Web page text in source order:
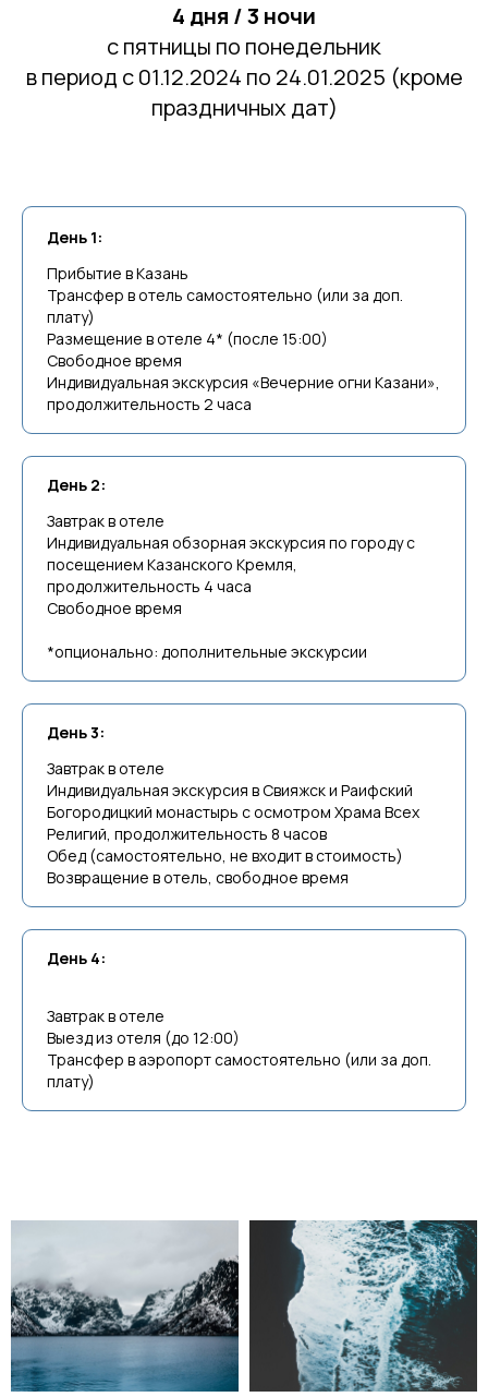
4 дня / 3 ночи
с пятницы по понедельник
в период с 01.12.2024 по 24.01.2025 (кроме
праздничных дат)
День 1:
Прибытие в Казань
Трансфер в отель самостоятельно (или за доп.
плату)
Размещение в отеле 4* (после 15:00)
Свободное время
Индивидуальная экскурсия «Вечерние огни Казани»,
продолжительность 2 часа
День 2:
Завтрак в отеле
Индивидуальная обзорная экскурсия по городу с
посещением Казанского Кремля,
продолжительность 4 часа
Свободное время
*опционально: дополнительные экскурсии
День 3:
Завтрак в отеле
Индивидуальная экскурсия в Свияжск и Раифский
Богородицкий монастырь с осмотром Храма Всех
Религий, продолжительность 8 часов
Обед (самостоятельно, не входит в стоимость)
Возвращение в отель, свободное время
День 4:
Завтрак в отеле
Выезд из отеля (до 12:00)
Трансфер в аэропорт самостоятельно (или за доп.
плату)